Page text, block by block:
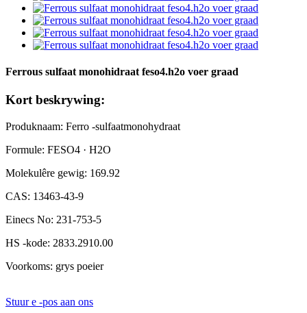
Ferrous sulfaat monohidraat feso4.h2o voer graad
Kort beskrywing:
Produknaam: Ferro -sulfaatmonohydraat
Formule: FESO4 · H2O
Molekulêre gewig: 169.92
CAS: 13463-43-9
Einecs No: 231-753-5
HS -kode: 2833.2910.00
Voorkoms: grys poeier
Stuur e -pos aan ons